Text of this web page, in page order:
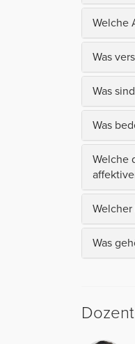
Welche
Was
Was
Was
Welche
Was
Dozent